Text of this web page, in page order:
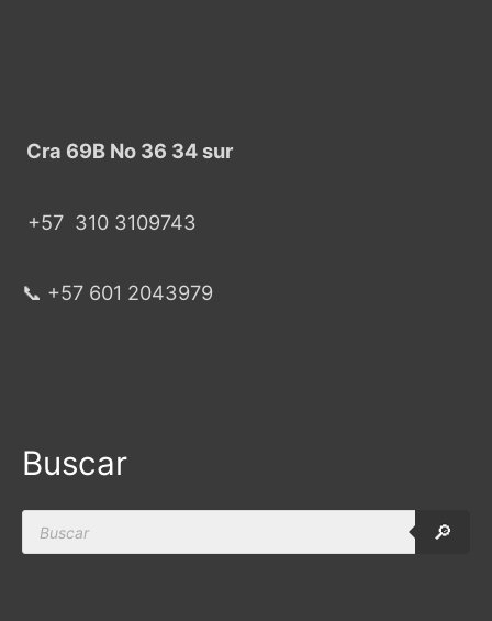
Cra 69B No 36 34 sur
+57 310 3109743
📞 +57 601 2043979
Buscar
Products
search
🔎